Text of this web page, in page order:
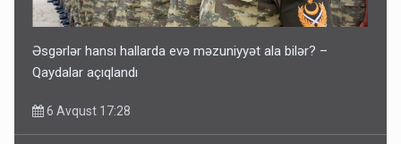
Əsgərlər hansı hallarda evə məzuniyyət ala bilər? –
Qaydalar açıqlandı
6 Avqust 17:28